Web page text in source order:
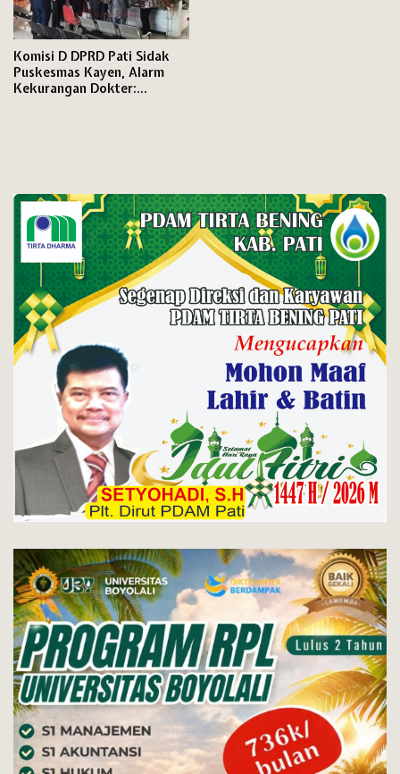
Komisi D DPRD Pati Sidak
Puskesmas Kayen, Alarm
Kekurangan Dokter: